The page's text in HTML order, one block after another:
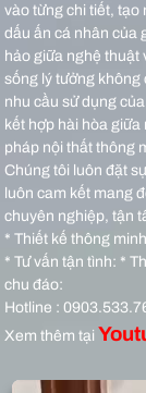
vào từng chi tiết, tạo
dấu ấn cá nhân của
hảo giữa nghệ thuật
sống lý tưởng không
nhu cầu sử dụng
kết hợp hài hòa
pháp nội thất thông
Chúng tôi luôn đặt
luôn cam kết mang
chuyên nghiệp, tận
* Thiết kế thông
* Tư vấn tận tình: *
chu đáo:
Hotline :
Xem thêm tại